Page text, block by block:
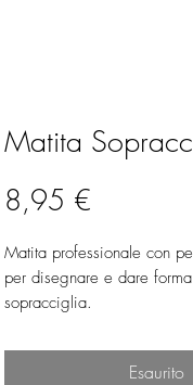
Matita
8,95 €
Matita professionale con
per disegnare e dare
sopracciglia.
garantisce una buona
Esaurito